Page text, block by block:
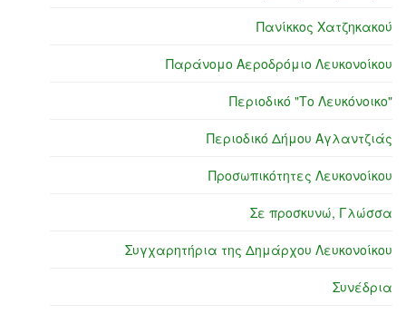
Πανίκκος Χατζηκακού
Παράνομο Αεροδρόμιο Λευκονοίκου
Περιοδικό "Το Λευκόνοικο"
Περιοδικό Δήμου Αγλαντζιάς
Προσωπικότητες Λευκονοίκου
Σε προσκυνώ, Γλώσσα
Συγχαρητήρια της Δημάρχου Λευκονοίκου
Συνέδρια